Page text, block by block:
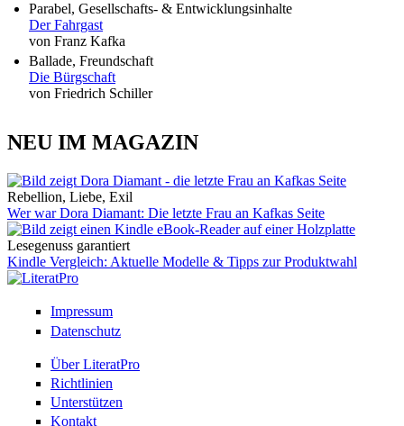
Parabel, Gesellschafts- & Entwicklungsinhalte
Der Fahrgast
von Franz Kafka
Ballade, Freundschaft
Die Bürgschaft
von Friedrich Schiller
NEU IM MAGAZIN
Rebellion, Liebe, Exil
Wer war Dora Diamant: Die letzte Frau an Kafkas Seite
Lesegenuss garantiert
Kindle Vergleich: Aktuelle Modelle & Tipps zur Produktwahl
Impressum
Datenschutz
Über LiteratPro
Richtlinien
Unterstützen
Kontakt